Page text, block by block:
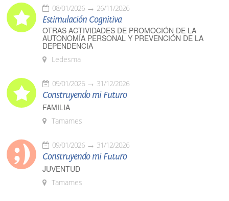
08/01/2026 26/11/2026
Estimulación Cognitiva
OTRAS ACTIVIDADES DE PROMOCIÓN DE LA
AUTONOMÍA PERSONAL Y PREVENCIÓN DE LA
DEPENDENCIA
Ledesma
09/01/2026 31/12/2026
Construyendo mi Futuro
FAMILIA
Tamames
09/01/2026 31/12/2026
Construyendo mi Futuro
JUVENTUD
Tamames